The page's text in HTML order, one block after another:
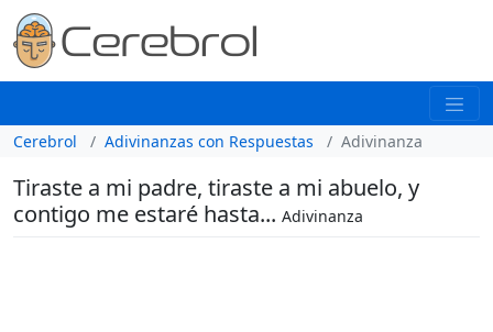
Cerebrol Adivinanzas con Respuestas Adivinanza
Tiraste a mi padre, tiraste a mi abuelo, y
contigo me estaré hasta... Adivinanza